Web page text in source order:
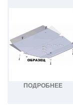
ПОДРОБНЕЕ